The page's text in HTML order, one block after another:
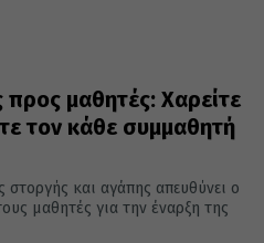
προς μαθητές: Χαρείτε
τον κάθε συμμαθητή
και αγάπης απευθύνει ο
μαθητές για την έναρξη της